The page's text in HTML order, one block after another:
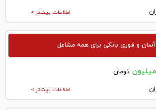
اطلاعات بیشتر >
آسان و فوری بانکی برای همه مشاغل
تومان
اطلاعات بیشتر >